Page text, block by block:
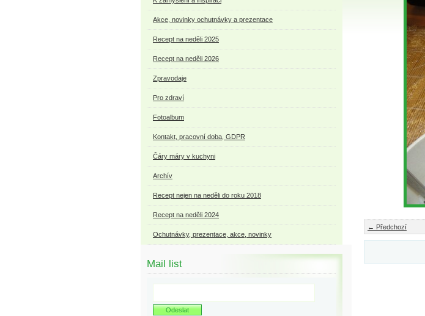
← Předchozí
Akce, novinky ochutnávky a prezentace
Recept na neděli 2025
Recept na neděli 2026
Zpravodaje
Pro zdraví
Fotoalbum
Kontakt, pracovní doba, GDPR
Čáry máry v kuchyni
Archív
Recept nejen na neděli do roku 2018
Recept na neděli 2024
Ochutnávky, prezentace, akce, novinky
Mail list